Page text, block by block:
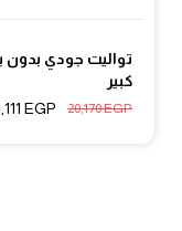
تواليت جودي بدون
كبير
20,170EGP
EGP